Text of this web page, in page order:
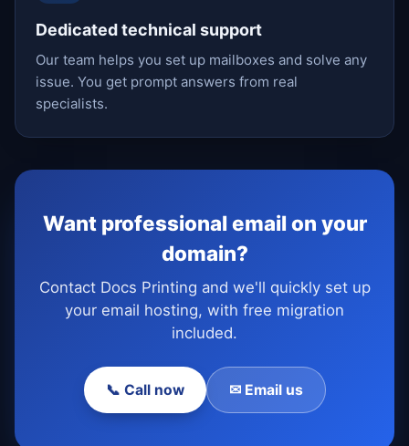
Dedicated technical support
Our team helps you set up mailboxes and solve any
issue. You get prompt answers from real
specialists.
Want professional email on your
domain?
Contact Docs Printing and we'll quickly set up
your email hosting, with free migration
included.
📞 Call now ✉ Email us